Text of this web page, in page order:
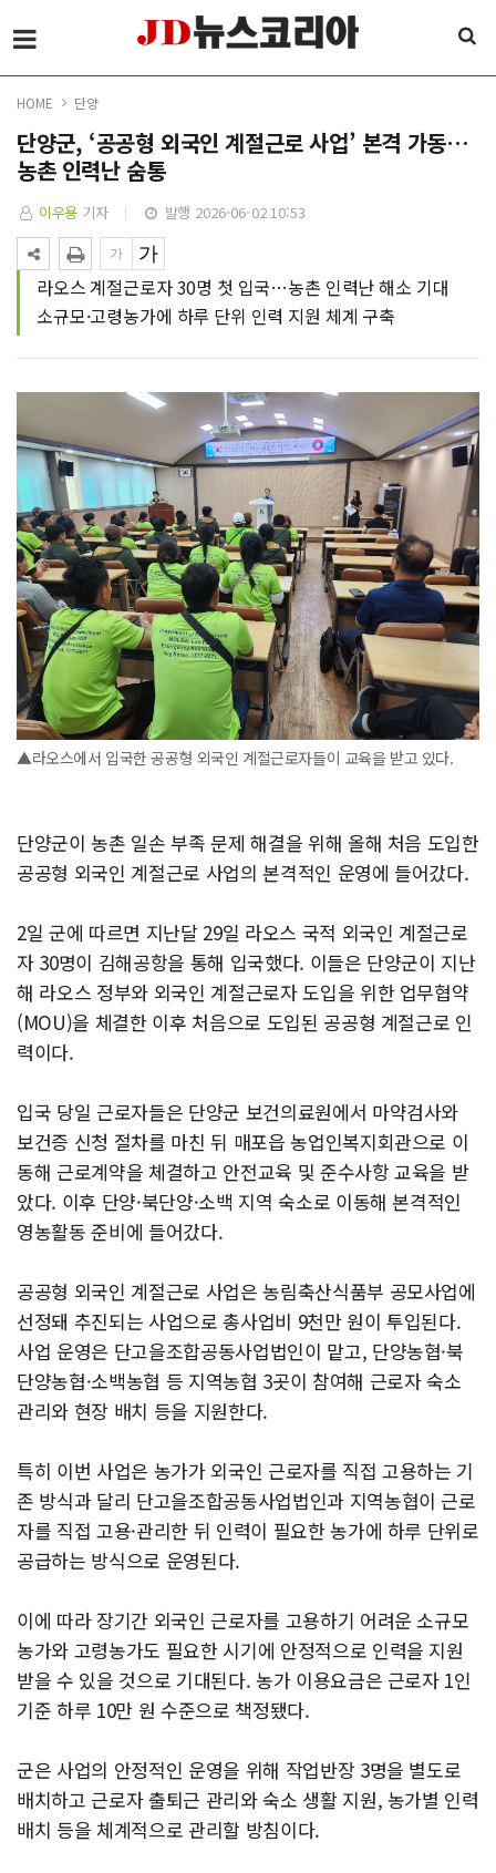
HOME 단양
단양군, ‘공공형 외국인 계절근로 사업’ 본격 가동…
농촌 인력난 숨통
이우용 기자 발행 2026-06-02 10:53
라오스 계절근로자 30명 첫 입국…농촌 인력난 해소 기대
소규모·고령농가에 하루 단위 인력 지원 체계 구축
▲라오스에서 입국한 공공형 외국인 계절근로자들이 교육을 받고 있다.
단양군이 농촌 일손 부족 문제 해결을 위해 올해 처음 도입한
공공형 외국인 계절근로 사업의 본격적인 운영에 들어갔다.
2일 군에 따르면 지난달 29일 라오스 국적 외국인 계절근로
자 30명이 김해공항을 통해 입국했다. 이들은 단양군이 지난
해 라오스 정부와 외국인 계절근로자 도입을 위한 업무협약
(MOU)을 체결한 이후 처음으로 도입된 공공형 계절근로 인
력이다.
입국 당일 근로자들은 단양군 보건의료원에서 마약검사와
보건증 신청 절차를 마친 뒤 매포읍 농업인복지회관으로 이
동해 근로계약을 체결하고 안전교육 및 준수사항 교육을 받
았다. 이후 단양·북단양·소백 지역 숙소로 이동해 본격적인
영농활동 준비에 들어갔다.
공공형 외국인 계절근로 사업은 농림축산식품부 공모사업에
선정돼 추진되는 사업으로 총사업비 9천만 원이 투입된다.
사업 운영은 단고을조합공동사업법인이 맡고, 단양농협·북
단양농협·소백농협 등 지역농협 3곳이 참여해 근로자 숙소
관리와 현장 배치 등을 지원한다.
특히 이번 사업은 농가가 외국인 근로자를 직접 고용하는 기
존 방식과 달리 단고을조합공동사업법인과 지역농협이 근로
자를 직접 고용·관리한 뒤 인력이 필요한 농가에 하루 단위로
공급하는 방식으로 운영된다.
이에 따라 장기간 외국인 근로자를 고용하기 어려운 소규모
농가와 고령농가도 필요한 시기에 안정적으로 인력을 지원
받을 수 있을 것으로 기대된다. 농가 이용요금은 근로자 1인
기준 하루 10만 원 수준으로 책정됐다.
군은 사업의 안정적인 운영을 위해 작업반장 3명을 별도로
배치하고 근로자 출퇴근 관리와 숙소 생활 지원, 농가별 인력
배치 등을 체계적으로 관리할 방침이다.